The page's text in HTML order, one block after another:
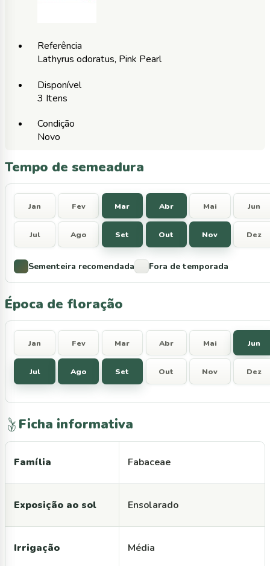
Referência
Lathyrus odoratus, Pink Pearl
Disponível
3 Itens
Condição
Novo
Tempo de semeadura
Jan Fev Mar Abr Mai Jun
Jul Ago Set Out Nov Dez
Sementeira recomendada Fora de temporada
Época de floração
Jan Fev Mar Abr Mai Jun
Jul Ago Set Out Nov Dez
Ficha informativa
Família Fabaceae
Exposição ao sol Ensolarado
Irrigação Média